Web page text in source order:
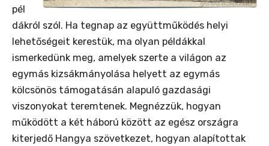
pél
dákról szól. Ha tegnap az együttműködés helyi
lehetőségeit kerestük, ma olyan példákkal
ismerkedünk meg, amelyek szerte a világon az
egymás kizsákmányolása helyett az egymás
kölcsönös támogatásán alapuló gazdasági
viszonyokat teremtenek. Megnézzük, hogyan
működött a két háború között az egész országra
kiterjedő Hangya szövetkezet, hogyan alapítottak